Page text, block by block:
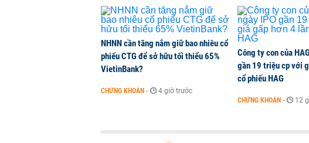
NHNN cần tăng nắm giữ bao nhiêu cổ
phiếu CTG để sở hữu tối thiểu 65%
VietinBank?
CHỨNG KHOÁN - 4 giờ trước
Công ty con của
gần 19 triệu cp với
cổ phiếu HAG
CHỨNG KHOÁN - 12